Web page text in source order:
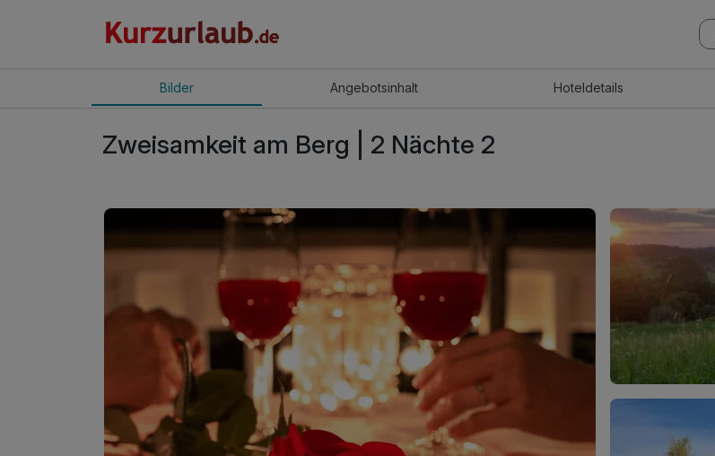
Bilder Angebotsinhalt Hoteldetails
Zweisamkeit am Berg | 2 Nächte 2